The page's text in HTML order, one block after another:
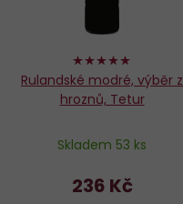
100%
Rulandské modré, výběr z
hroznů, Tetur
Skladem 53 ks
236 Kč